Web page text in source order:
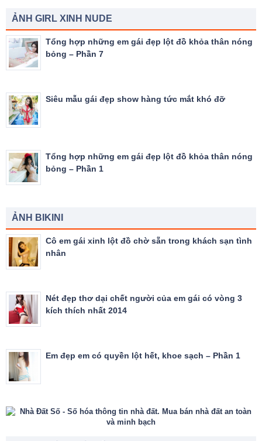
ẢNH GIRL XINH NUDE
Tổng hợp những em gái đẹp lột đồ khỏa thân nóng
bỏng – Phần 7
Siêu mẫu gái đẹp show hàng tức mắt khó đỡ
Tổng hợp những em gái đẹp lột đồ khỏa thân nóng
bỏng – Phần 1
ẢNH BIKINI
Cô em gái xinh lột đồ chờ sẵn trong khách sạn tình
nhân
Nét đẹp thơ dại chết người của em gái có vòng 3
kích thích nhất 2014
Em đẹp em có quyền lột hết, khoe sạch – Phần 1